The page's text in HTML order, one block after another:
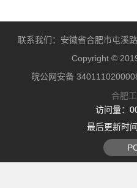
联系我们：安徽省合肥市屯溪
Copyright ©
皖公网安备
合肥
访问量：
最后更新时间